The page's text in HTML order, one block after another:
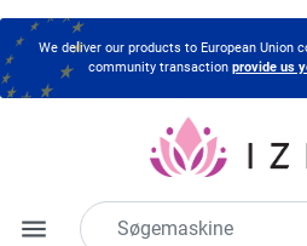
We deliver our products to European Union
community transaction provide us
menu